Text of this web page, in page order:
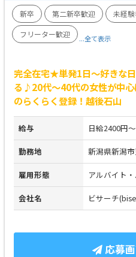
新卒 第二新卒歓迎 未経
フリーター歓迎
...全て表示
完全在宅★単発1日～好きな
る♪20代～40代の女性が中
のらくらく登録！越後石山
給与 日給2400円
勤務地 新潟県新潟
雇用形態 アルバイト
会社名 ビサーチ
応募